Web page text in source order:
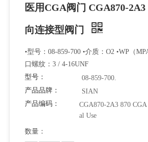
医用CGA阀门 CGA870-
向连接型阀门
•型号：08-859-700 •介质：O2 •WP（
口螺纹：3 / 4-16UNF
型号：
08-859-700.
产品品牌：
SIAN
产品编码：
CGA870-2A3 870
al Use
数量：